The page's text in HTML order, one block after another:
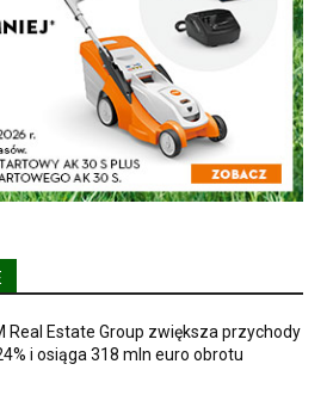
Real Estate Group zwiększa przychody
i osiąga 318 mln euro obrotu